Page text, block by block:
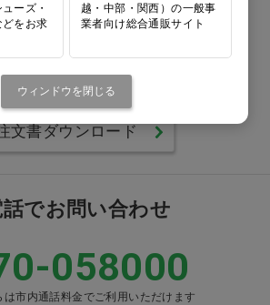
418-167
をよくお確かめのうえ、
のないようお願いいたします
文書ダウンロード
でお問い合わせ
058000
は市内通話料金でご利用いただけます
ーズ・
をお求
越・中部・関西）の一般事
業者向け総合通販サイト
ウィンドウを閉じる